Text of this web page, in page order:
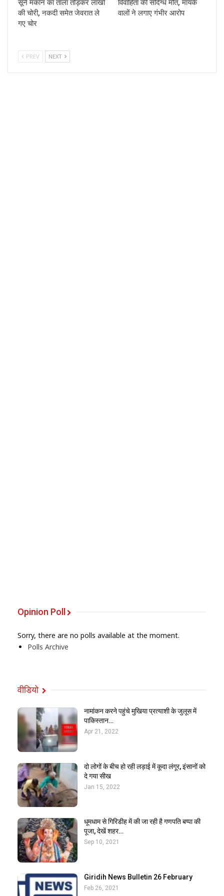
सूने मकान का ताला तोड़कर लाखों
की चोरी, नकदी समेत जेवरात ले
गए चोर
विवाहिता की संदिग्ध मौत, मायके
वालों ने लगाए गंभीर आरोप
PREV NEXT
Opinion Poll
Sorry, there are no polls available at the moment.
Polls Archive
वीडियो
नामांकन करने पहुंचे मुखिया प्रत्याशी के जुलूस में
पाकिस्तान…
Apr 21, 2022
दो लोगों के बीच हो रही लड़ाई में कूदा लंगूर, इंसानों को
दे गया सीख
Jan 15, 2022
धूमधाम से गिरिडीह में की जा रही है गणपति बप्पा की
पूजा, देखें शहर…
Sep 10, 2021
Giridih News Bulletin 26 February
Feb 26, 2021